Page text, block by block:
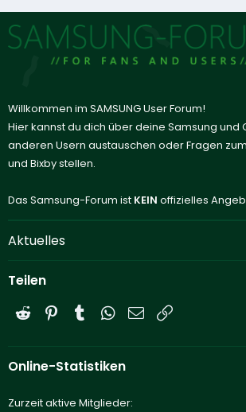
Willkommen im SAMSUNG User Forum!
Hier kannst du dich über deine Samsung und
anderen Usern austauschen oder Fragen
und Bixby stellen.
Das Samsung-Forum ist KEIN offizielles
Aktuelles
Teilen
Reddit PinterestTumblrWhatsApp
E-Mail
Online-Statistiken
Zurzeit aktive Mitglieder